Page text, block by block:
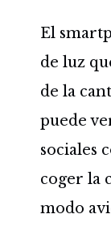
El
de luz
de la
puede
sociales
coger la
modo